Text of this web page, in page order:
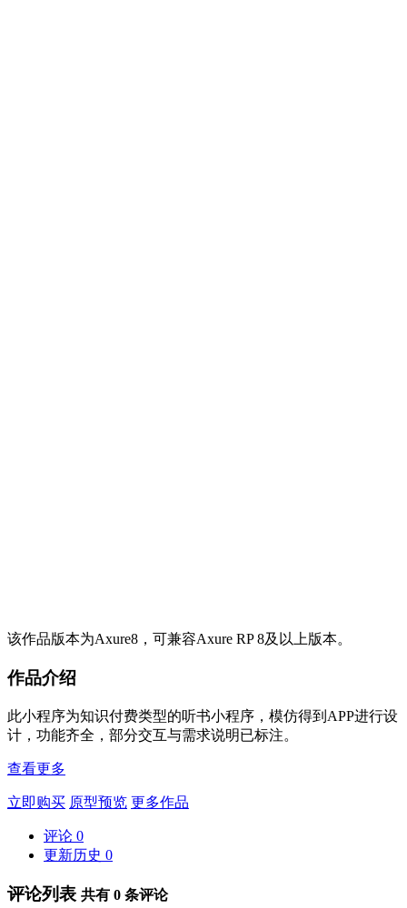
该作品版本为Axure8，可兼容Axure RP 8及以上版本。
作品介绍
此小程序为知识付费类型的听书小程序，模仿得到APP进行设
计，功能齐全，部分交互与需求说明已标注。
查看更多
立即购买 原型预览 更多作品
评论 0
更新历史 0
评论列表 共有 0 条评论